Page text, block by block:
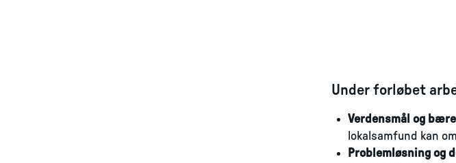
Under forløbet
Verdensmål og
lokalsamfund kan
Problemløsning og